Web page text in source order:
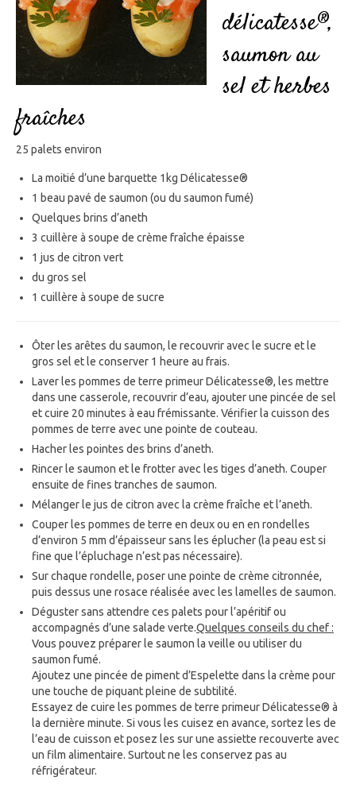
délicatesse®,
saumon au
sel et herbes
fraîches
25 palets environ
La moitié d’une barquette 1kg Délicatesse®
1 beau pavé de saumon (ou du saumon fumé)
Quelques brins d’aneth
3 cuillère à soupe de crème fraîche épaisse
1 jus de citron vert
du gros sel
1 cuillère à soupe de sucre
Ôter les arêtes du saumon, le recouvrir avec le sucre et le
gros sel et le conserver 1 heure au frais.
Laver les pommes de terre primeur Délicatesse®, les mettre
dans une casserole, recouvrir d’eau, ajouter une pincée de sel
et cuire 20 minutes à eau frémissante. Vérifier la cuisson des
pommes de terre avec une pointe de couteau.
Hacher les pointes des brins d’aneth.
Rincer le saumon et le frotter avec les tiges d’aneth. Couper
ensuite de fines tranches de saumon.
Mélanger le jus de citron avec la crème fraîche et l’aneth.
Couper les pommes de terre en deux ou en en rondelles
d’environ 5 mm d’épaisseur sans les éplucher (la peau est si
fine que l’épluchage n’est pas nécessaire).
Sur chaque rondelle, poser une pointe de crème citronnée,
puis dessus une rosace réalisée avec les lamelles de saumon.
Déguster sans attendre ces palets pour l’apéritif ou
accompagnés d’une salade verte.Quelques conseils du chef :
Vous pouvez préparer le saumon la veille ou utiliser du
saumon fumé.
Ajoutez une pincée de piment d’Espelette dans la crème pour
une touche de piquant pleine de subtilité.
Essayez de cuire les pommes de terre primeur Délicatesse® à
la dernière minute. Si vous les cuisez en avance, sortez les de
l’eau de cuisson et posez les sur une assiette recouverte avec
un film alimentaire. Surtout ne les conservez pas au
réfrigérateur.